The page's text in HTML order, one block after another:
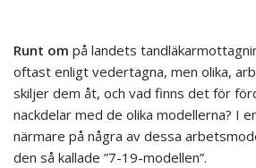
Runt om på landets
oftast enligt vedertagna, men olika,
skiljer dem åt, och vad finns det för
nackdelar med de olika modellerna? I
närmare på några av dessa
den så kallade ”7-19-modellen”.